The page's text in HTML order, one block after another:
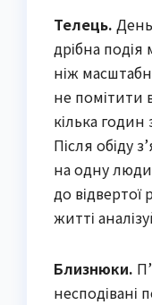
Телець.
дрібна
ніж
не помітити
кілька годин
Після обіду
на одну
до
житті
Близнюки.
несподівані